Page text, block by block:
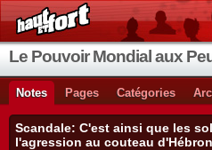
Le Pouvoir Mondial aux
Notes Pages Catégories
Scandale: C'est ainsi que les
l'agression au couteau